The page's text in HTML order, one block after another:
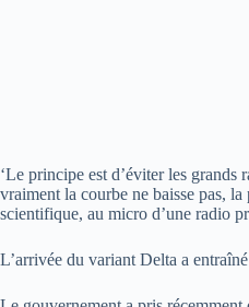
‘Le principe est d’éviter les grands
vraiment la courbe ne baisse pas,
scientifique, au micro d’une radio
L’arrivée du variant Delta a